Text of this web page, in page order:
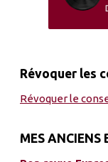
Révoquer les
Révoquer le
MES ANCIENS